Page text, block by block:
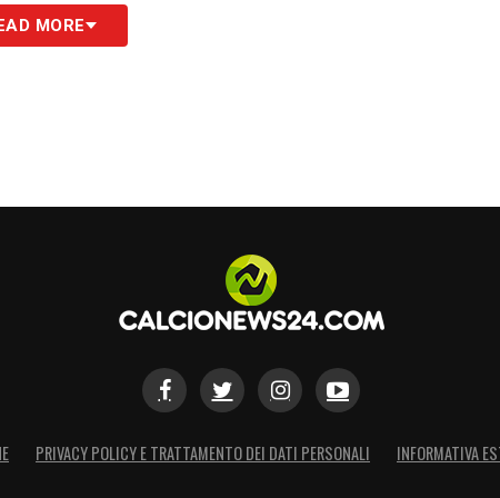
dal regolamento FIFA tra il 27 giugno e il 3
MORE
PRIVACY POLICY E TRATTAMENTO DEI DATI PERSONALI INFORMATIVA